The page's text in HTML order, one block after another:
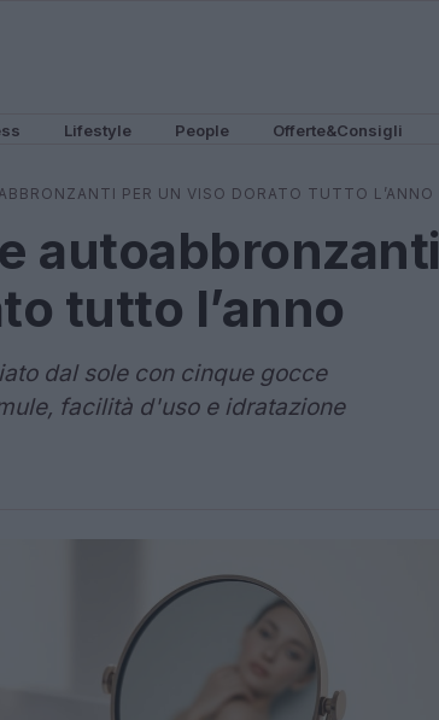
Lifestyle People Offerte&Consigli
PER UN VISO DORATO TUTTO L’ANNO
autoabbronzanti
tutto l’anno
dal sole con cinque gocce
facilità d'uso e idratazione